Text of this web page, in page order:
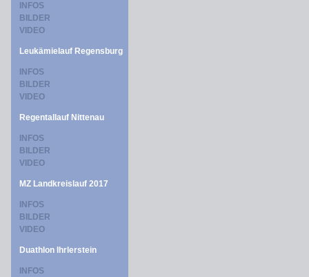
INFOS
BILDER
VIDEO
Leukämielauf Regensburg
INFOS
BILDER
VIDEO
Regentallauf Nittenau
INFOS
BILDER
VIDEO
MZ Landkreislauf 2017
INFOS
BILDER
VIDEO
Duathlon Ihrlerstein
INFOS